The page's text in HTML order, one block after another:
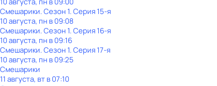
Смешарики. Сезон 1. Серия 15-я
10 августа, пн в 09:08
Смешарики. Сезон 1. Серия 16-я
10 августа, пн в 09:16
Смешарики. Сезон 1. Серия 17-я
10 августа, пн в 09:25
Смешарики
11 августа, вт в 07:10